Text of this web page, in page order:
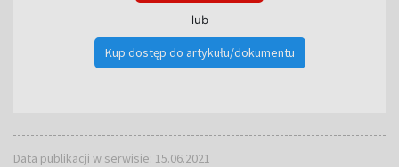
lub
Kup dostęp do artykułu/dokumentu
Data publikacji w serwisie: 15.06.2021